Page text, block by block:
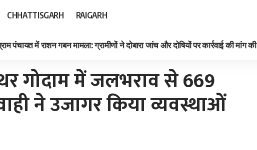
CHHATTISGARH RAIGARH
पंचायत में राशन गबन मामला: ग्रामीणों ने दोबारा जांच और दोषियों पर कार्रवाई की मांग की
गोदाम में जलभराव से 669
ने उजागर किया व्यवस्थाओं